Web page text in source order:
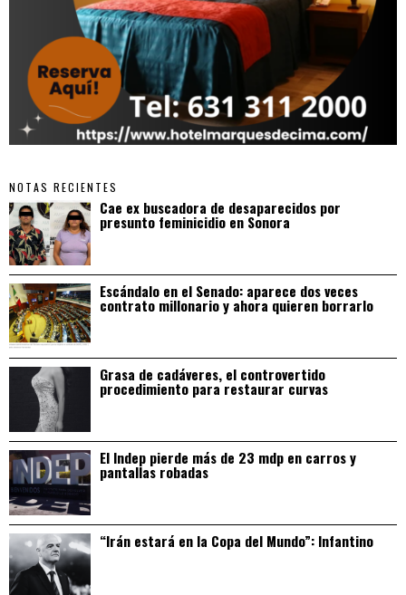
NOTAS RECIENTES
Cae ex buscadora de desaparecidos por
presunto feminicidio en Sonora
Escándalo en el Senado: aparece dos veces
contrato millonario y ahora quieren borrarlo
Grasa de cadáveres, el controvertido
procedimiento para restaurar curvas
El Indep pierde más de 23 mdp en carros y
pantallas robadas
“Irán estará en la Copa del Mundo”: Infantino